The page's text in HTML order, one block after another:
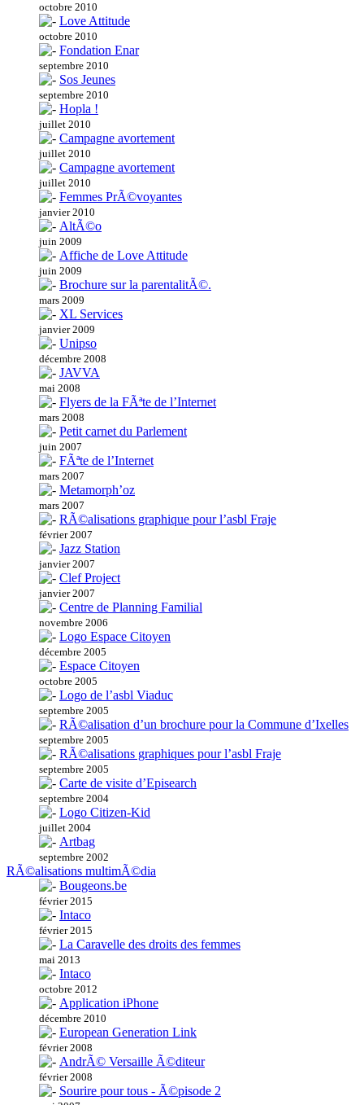
octobre 2010
Love Attitude
octobre 2010
Fondation Enar
septembre 2010
Sos Jeunes
septembre 2010
Hopla !
juillet 2010
Campagne avortement
juillet 2010
Campagne avortement
juillet 2010
Femmes PrÃ©voyantes
janvier 2010
AltÃ©o
juin 2009
Affiche de Love Attitude
juin 2009
Brochure sur la parentalitÃ©.
mars 2009
XL Services
janvier 2009
Unipso
décembre 2008
JAVVA
mai 2008
Flyers de la FÃªte de l’Internet
mars 2008
Petit carnet du Parlement
juin 2007
FÃªte de l’Internet
mars 2007
Metamorph’oz
mars 2007
RÃ©alisations graphique pour l’asbl Fraje
février 2007
Jazz Station
janvier 2007
Clef Project
janvier 2007
Centre de Planning Familial
novembre 2006
Logo Espace Citoyen
décembre 2005
Espace Citoyen
octobre 2005
Logo de l’asbl Viaduc
septembre 2005
RÃ©alisation d’un brochure pour la Commune d’Ixelles
septembre 2005
RÃ©alisations graphiques pour l’asbl Fraje
septembre 2005
Carte de visite d’Episearch
septembre 2004
Logo Citizen-Kid
juillet 2004
Artbag
septembre 2002
RÃ©alisations multimÃ©dia
Bougeons.be
février 2015
Intaco
février 2015
La Caravelle des droits des femmes
mai 2013
Intaco
octobre 2012
Application iPhone
décembre 2010
European Generation Link
février 2008
AndrÃ© Versaille Ã©diteur
février 2008
Sourire pour tous - Ã©pisode 2